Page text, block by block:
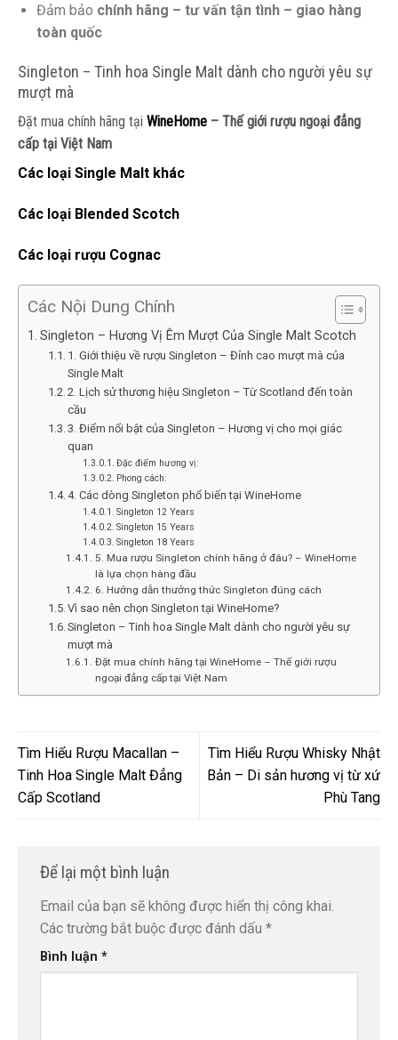
Đảm bảo chính hãng – tư vấn tận tình – giao hàng
toàn quốc
Singleton – Tinh hoa Single Malt dành cho người yêu sự
mượt mà
Đặt mua chính hãng tại WineHome – Thế giới rượu ngoại đẳng
cấp tại Việt Nam
Các loại Single Malt khác
Các loại Blended Scotch
Các loại rượu Cognac
Các Nội Dung Chính
Singleton – Hương Vị Êm Mượt Của Single Malt Scotch
1. Giới thiệu về rượu Singleton – Đỉnh cao mượt mà của
Single Malt
2. Lịch sử thương hiệu Singleton – Từ Scotland đến toàn
cầu
3. Điểm nổi bật của Singleton – Hương vị cho mọi giác
quan
Đặc điểm hương vị:
Phong cách:
4. Các dòng Singleton phổ biến tại WineHome
Singleton 12 Years
Singleton 15 Years
Singleton 18 Years
5. Mua rượu Singleton chính hãng ở đâu? – WineHome
là lựa chọn hàng đầu
6. Hướng dẫn thưởng thức Singleton đúng cách
Vì sao nên chọn Singleton tại WineHome?
Singleton – Tinh hoa Single Malt dành cho người yêu sự
mượt mà
Đặt mua chính hãng tại WineHome – Thế giới rượu
ngoại đẳng cấp tại Việt Nam
Tìm Hiểu Rượu Macallan –
Tinh Hoa Single Malt Đẳng
Cấp Scotland
Tìm Hiểu Rượu Whisky Nhật
Bản – Di sản hương vị từ xứ
Phù Tang
Để lại một bình luận
Email của bạn sẽ không được hiển thị công khai.
Các trường bắt buộc được đánh dấu *
Bình luận *